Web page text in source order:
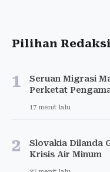
Pilihan Redaksi
1
Seruan Migrasi
Perketat
17 menit lalu
2
Slovakia Dilanda
Krisis Air Minum